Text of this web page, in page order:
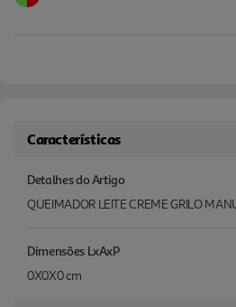
Características
Detalhes do Artigo
QUEIMADOR LEITE CREME GRILO
Dimensões LxAxP
0X0X0 cm